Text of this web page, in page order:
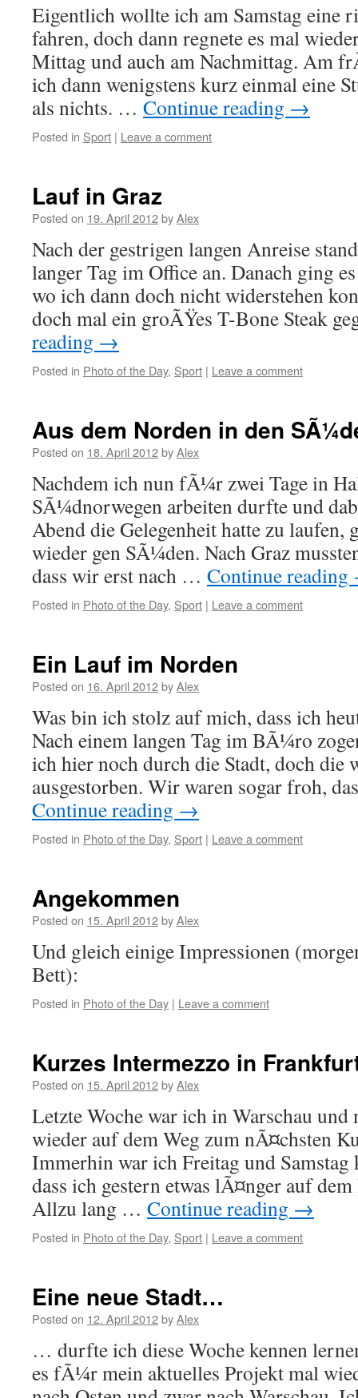
Eigentlich wollte ich am Samstag eine
fahren, doch dann regnete es mal
Mittag und auch am Nachmittag. Am
ich dann wenigstens kurz einmal eine
als nichts. … Continue reading →
Posted in Sport | Leave a comment
Lauf in Graz
Posted on 19. April 2012byAlex
Nach der gestrigen langen Anreise
langer Tag im Office an. Danach ging
wo ich dann doch nicht widerstehen
doch mal ein groÃŸes T-Bone Steak
reading →
Posted in Photo of the Day, Sport | Leave a comment
Aus dem Norden in den
Posted on 18. April 2012byAlex
Nachdem ich nun fÃ¼r zwei Tage in
SÃ¼dnorwegen arbeiten durfte und
Abend die Gelegenheit hatte zu laufen,
wieder gen SÃ¼den. Nach Graz
dass wir erst nach … Continue reading
Posted in Photo of the Day, Sport | Leave a comment
Ein Lauf im Norden
Posted on 16. April 2012byAlex
Was bin ich stolz auf mich, dass ich
Nach einem langen Tag im BÃ¼ro
ich hier noch durch die Stadt, doch die
ausgestorben. Wir waren sogar froh,
Continue reading →
Posted in Photo of the Day, Sport | Leave a comment
Angekommen
Posted on 15. April 2012byAlex
Und gleich einige Impressionen
Bett):
Posted in Photo of the Day | Leave a comment
Kurzes Intermezzo in
Posted on 15. April 2012byAlex
Letzte Woche war ich in Warschau
wieder auf dem Weg zum nÃ¤chsten
Immerhin war ich Freitag und Samstag
dass ich gestern etwas lÃ¤nger auf
Allzu lang … Continue reading →
Posted in Photo of the Day, Sport | Leave a comment
Eine neue Stadt…
Posted on 12. April 2012byAlex
… durfte ich diese Woche kennen
es fÃ¼r mein aktuelles Projekt mal